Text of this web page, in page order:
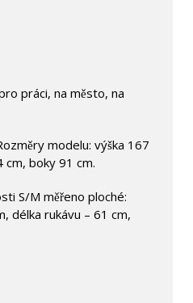
práci, na město, na
modelu: výška 167
cm, boky 91 cm.
S/M měřeno ploché:
délka rukávu – 61 cm,